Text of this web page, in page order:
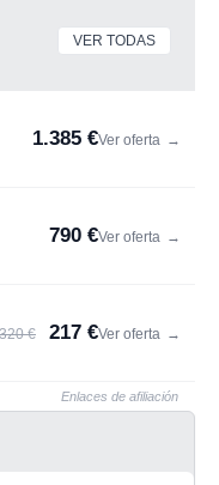
VER TODAS
1.385 €Ver oferta →
790 €Ver oferta →
320 € 217 €Ver oferta →
Enlaces de afiliación